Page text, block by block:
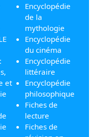
et
Encyclopédie
de la
mythologie
Encyclopédie
du cinéma
Encyclopédie
littéraire
Encyclopédie
philosophique
Fiches de
lecture
Fiches de